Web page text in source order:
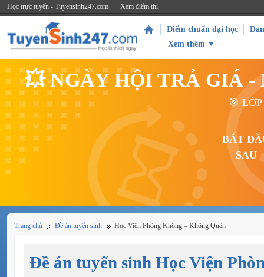
Học trực tuyến - Tuyensinh247.com Xem điểm thi
Điểm chuẩn đại học
Xem thêm
💥 NGÀY HỘI TRẢ GIÁ -
🎯
BẮT
SAU
Trang chủ Đề án tuyển sinh Học Viện Phòng Không – Không Quân
Đề án tuyển sinh Học Viện